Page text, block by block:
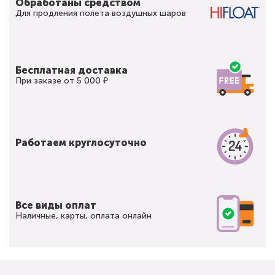
Обработаны средством
Для продления полета воздушных шаров
Бесплатная доставка
При заказе от 5 000 ₽
Работаем круглосуточно
Все виды оплат
Наличные, карты, оплата онлайн